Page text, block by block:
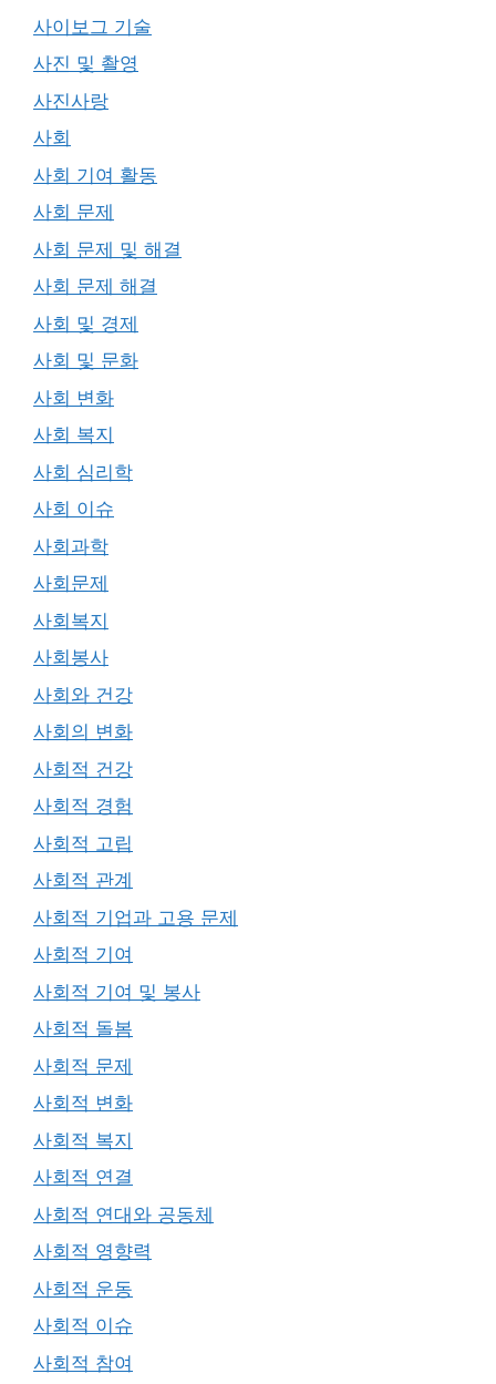
사이보그 기술
사진 및 촬영
사진사랑
사회
사회 기여 활동
사회 문제
사회 문제 및 해결
사회 문제 해결
사회 및 경제
사회 및 문화
사회 변화
사회 복지
사회 심리학
사회 이슈
사회과학
사회문제
사회복지
사회봉사
사회와 건강
사회의 변화
사회적 건강
사회적 경험
사회적 고립
사회적 관계
사회적 기업과 고용 문제
사회적 기여
사회적 기여 및 봉사
사회적 돌봄
사회적 문제
사회적 변화
사회적 복지
사회적 연결
사회적 연대와 공동체
사회적 영향력
사회적 운동
사회적 이슈
사회적 참여